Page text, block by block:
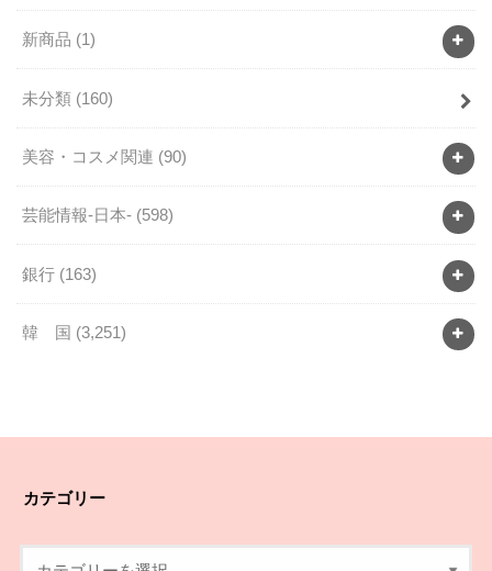
新商品 (1)
未分類 (160)
美容・コスメ関連 (90)
芸能情報-日本- (598)
銀行 (163)
韓 国 (3,251)
カテゴリー